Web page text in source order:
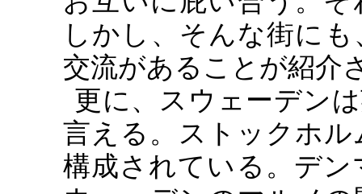
しかし、そんな街に
交流があることが紹介
更に、スウェーデン
言える。ストックホ
構成されている。デ